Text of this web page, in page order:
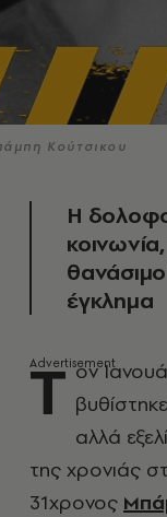
Κούτσικου
Η
έγκλημα
Τ ον
αλλά
της χρονιάς
31χρονος